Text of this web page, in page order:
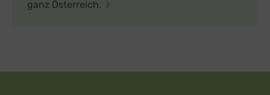
ganz Österreich.